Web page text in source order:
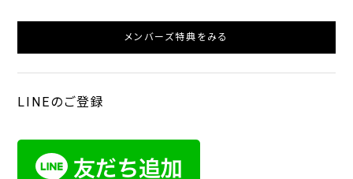
メンバーズ特典をみる
LINEのご登録